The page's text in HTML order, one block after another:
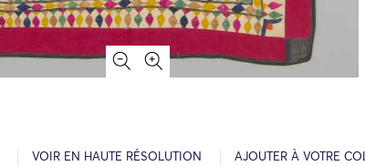
VOIR EN HAUTE RÉSOLUTION AJOUTER À VOTRE